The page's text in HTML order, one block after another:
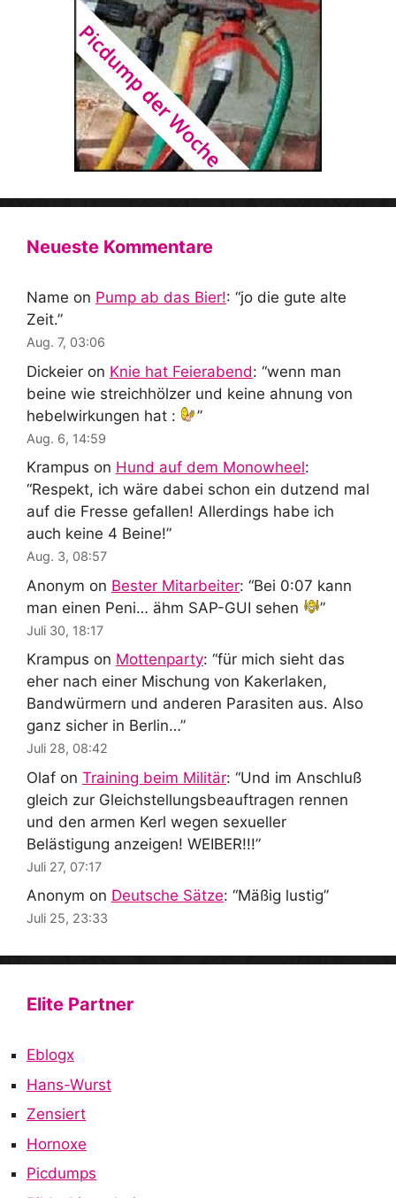
Neueste Kommentare
Name on Pump ab das Bier!: “jo die gute alte
Zeit.”
Aug. 7, 03:06
Dickeier on Knie hat Feierabend: “wenn man
beine wie streichhölzer und keine ahnung von
hebelwirkungen hat :
”
Aug. 6, 14:59
Krampus on Hund auf dem Monowheel:
“Respekt, ich wäre dabei schon ein dutzend mal
auf die Fresse gefallen! Allerdings habe ich
auch keine 4 Beine!”
Aug. 3, 08:57
Anonym on Bester Mitarbeiter: “Bei 0:07 kann
man einen Peni… ähm SAP-GUI sehen
”
Juli 30, 18:17
Krampus on Mottenparty: “für mich sieht das
eher nach einer Mischung von Kakerlaken,
Bandwürmern und anderen Parasiten aus. Also
ganz sicher in Berlin…”
Juli 28, 08:42
Olaf on Training beim Militär: “Und im Anschluß
gleich zur Gleichstellungsbeauftragen rennen
und den armen Kerl wegen sexueller
Belästigung anzeigen! WEIBER!!!”
Juli 27, 07:17
Anonym on Deutsche Sätze: “Mäßig lustig”
Juli 25, 23:33
Elite Partner
Eblogx
Hans-Wurst
Zensiert
Hornoxe
Picdumps